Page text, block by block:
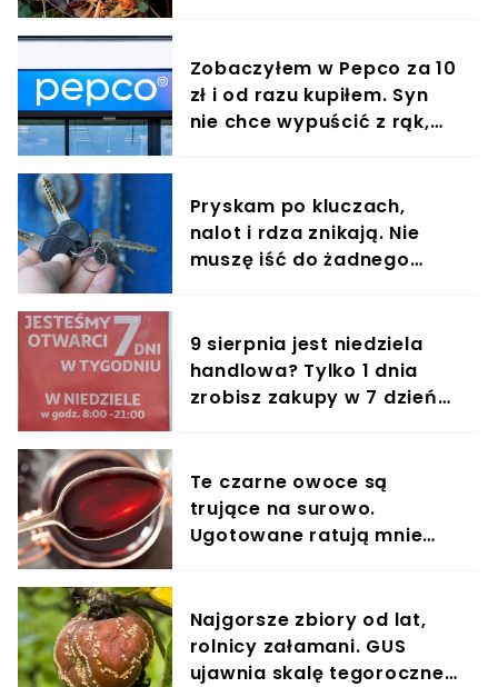
Zobaczyłem w Pepco za 10
zł i od razu kupiłem. Syn
nie chce wypuścić z rąk,
Pryskam po kluczach,
nalot i rdza znikają. Nie
muszę iść do żadnego
9 sierpnia jest niedziela
handlowa? Tylko 1 dnia
zrobisz zakupy w 7 dzień
Te czarne owoce są
trujące na surowo.
Ugotowane ratują mnie
Najgorsze zbiory od lat,
rolnicy załamani. GUS
ujawnia skalę tegorocznej